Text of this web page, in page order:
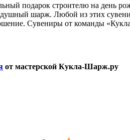
подарок строителю на день
шарж. Любой из этих
Сувениры от команды
от мастерской Кукла-Шарж.ру